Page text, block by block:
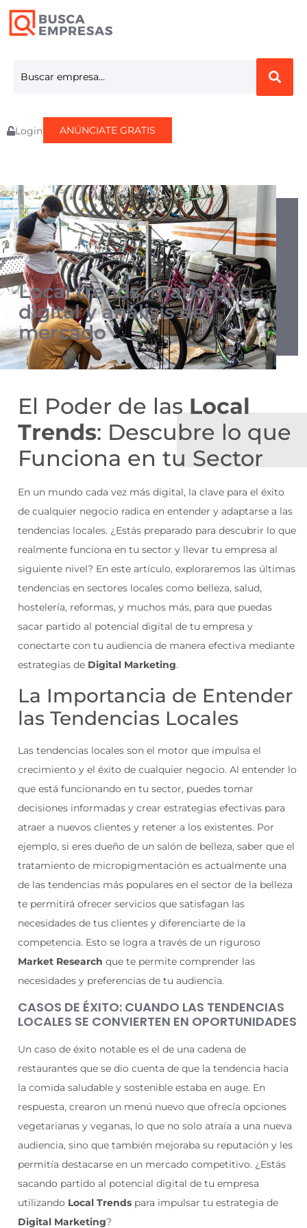
Login ANÚNCIATE GRATIS
Local trends, marketing
digital y análisis de
mercado
El Poder de las Local
Trends: Descubre lo que
Funciona en tu Sector
En un mundo cada vez más digital, la clave para el éxito
de cualquier negocio radica en entender y adaptarse a las
tendencias locales. ¿Estás preparado para descubrir lo que
realmente funciona en tu sector y llevar tu empresa al
siguiente nivel? En este artículo, exploraremos las últimas
tendencias en sectores locales como belleza, salud,
hostelería, reformas, y muchos más, para que puedas
sacar partido al potencial digital de tu empresa y
conectarte con tu audiencia de manera efectiva mediante
estrategias de Digital Marketing.
La Importancia de Entender
las Tendencias Locales
Las tendencias locales son el motor que impulsa el
crecimiento y el éxito de cualquier negocio. Al entender lo
que está funcionando en tu sector, puedes tomar
decisiones informadas y crear estrategias efectivas para
atraer a nuevos clientes y retener a los existentes. Por
ejemplo, si eres dueño de un salón de belleza, saber que el
tratamiento de micropigmentación es actualmente una
de las tendencias más populares en el sector de la belleza
te permitirá ofrecer servicios que satisfagan las
necesidades de tus clientes y diferenciarte de la
competencia. Esto se logra a través de un riguroso
Market Research que te permite comprender las
necesidades y preferencias de tu audiencia.
CASOS DE ÉXITO: CUANDO LAS TENDENCIAS
LOCALES SE CONVIERTEN EN OPORTUNIDADES
Un caso de éxito notable es el de una cadena de
restaurantes que se dio cuenta de que la tendencia hacia
la comida saludable y sostenible estaba en auge. En
respuesta, crearon un menú nuevo que ofrecía opciones
vegetarianas y veganas, lo que no solo atraía a una nueva
audiencia, sino que también mejoraba su reputación y les
permitía destacarse en un mercado competitivo. ¿Estás
sacando partido al potencial digital de tu empresa
utilizando Local Trends para impulsar tu estrategia de
Digital Marketing?